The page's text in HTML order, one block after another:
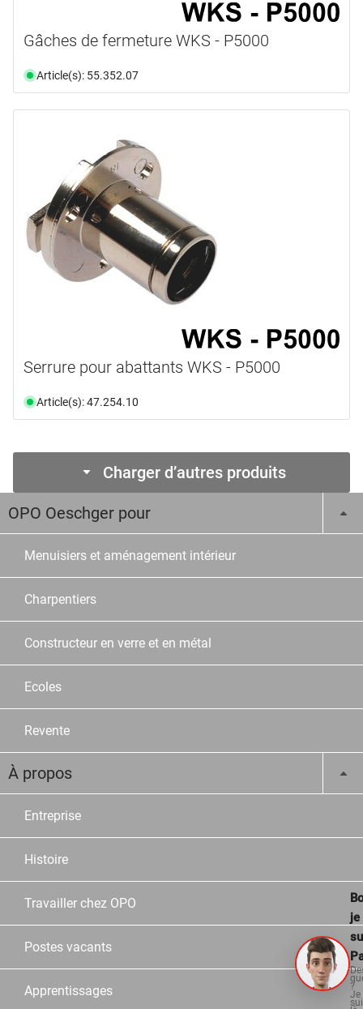
Gâches de fermeture WKS - P5000
Article(s): 55.352.07
Serrure pour abattants WKS - P5000
Article(s): 47.254.10
Charger d’autres produits
OPO Oeschger pour
Menuisiers et aménagement intérieur
Charpentiers
Constructeur en verre et en métal
Ecoles
Revente
À propos
Entreprise
Histoire
Travailler chez OPO
Postes vacants
Apprentissages
je
?
Je